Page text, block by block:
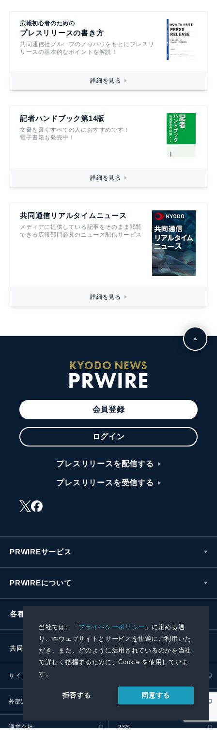
当社では、「プライバシーポリシー 」に定める通
り、本ウェブサイトとサービスを快適にご利用いた
だき、また、どのように活用されているのかを当社
で詳しく把握するために、Cookie を使用していま
す。
拒否する 同意する
広報初心者のための
プレスリリースの書き方
共同通信社グループのノウハウをもとにプレスリ
リースの基本的なポイントを解説！
詳細を見る
記者ハンドブック第14版
文書を書くすべての人におすすめです！
電子書籍も発売中！
詳細を見る
共同通信リアルタイムニュース
メディアに提供している記事をそのまま閲覧
できる広報部門必見のニュース配信サービス
詳細を見る
KYODO NEWS
PRWIRE
会員登録
ログイン
プレスリリースを配信する
プレスリリースを受信する
PRWIREサービス
PRWIREについて
各種お問い合わせ
共同通信社グループ
サイトポリシー
外部送信ポリシー
運営会社 RSS